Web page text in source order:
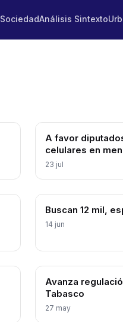
SociedadAnálisis Sintexto
A favor
celulares en
23 jul
Buscan 12 mil,
14 jun
Avanza
Tabasco
27 may